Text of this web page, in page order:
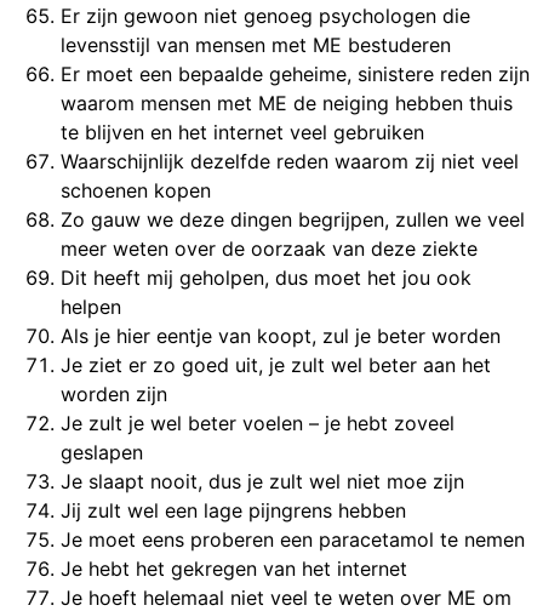
Er zijn gewoon niet genoeg psychologen die
levensstijl van mensen met ME bestuderen
Er moet een bepaalde geheime, sinistere reden zijn
waarom mensen met ME de neiging hebben thuis
te blijven en het internet veel gebruiken
Waarschijnlijk dezelfde reden waarom zij niet veel
schoenen kopen
Zo gauw we deze dingen begrijpen, zullen we veel
meer weten over de oorzaak van deze ziekte
Dit heeft mij geholpen, dus moet het jou ook
helpen
Als je hier eentje van koopt, zul je beter worden
Je ziet er zo goed uit, je zult wel beter aan het
worden zijn
Je zult je wel beter voelen – je hebt zoveel
geslapen
Je slaapt nooit, dus je zult wel niet moe zijn
Jij zult wel een lage pijngrens hebben
Je moet eens proberen een paracetamol te nemen
Je hebt het gekregen van het internet
Je hoeft helemaal niet veel te weten over ME om